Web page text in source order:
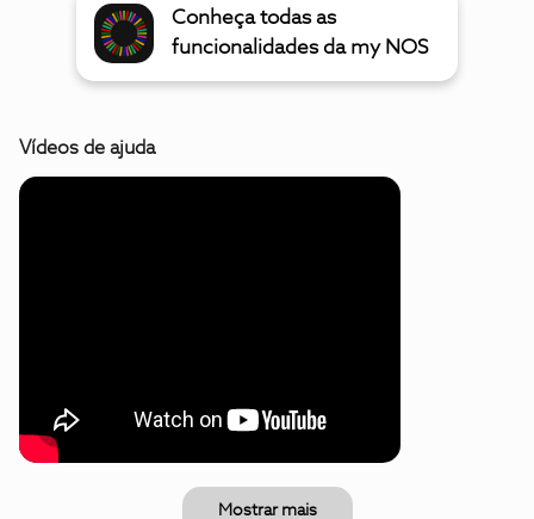
Conheça todas as
funcionalidades da my NOS
Vídeos de ajuda
Mostrar mais